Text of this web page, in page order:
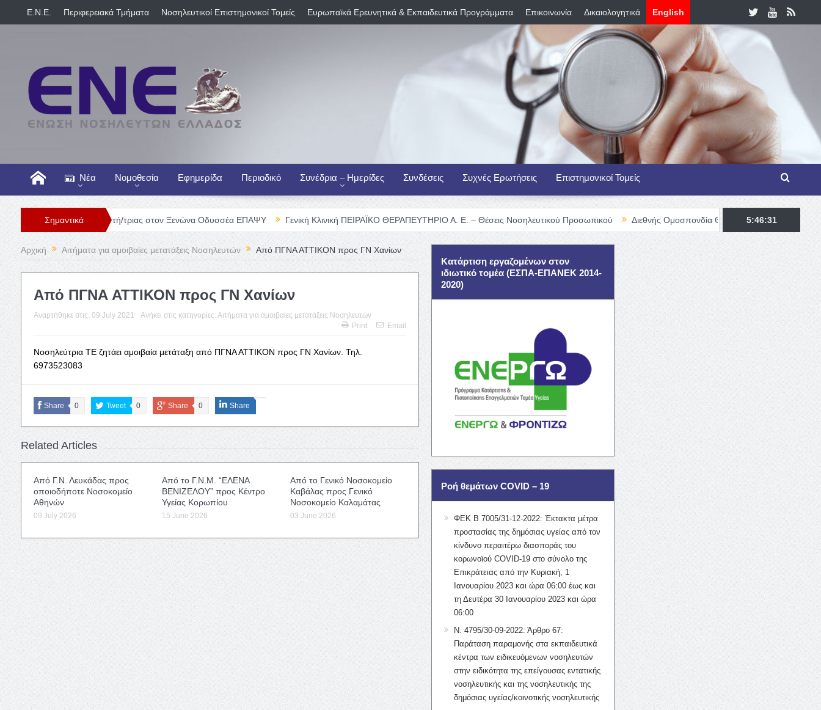
E.N.E. Περιφερειακά Τμήματα Νοσηλευτικοί Επιστημονικοί Τομείς Ευρωπαϊκά Ερευνητικά & Εκπαιδευτικά Προγράμματα Επικοινωνία Δικαιολογητικά English
Νέα Νομοθεσία Εφημερίδα Περιοδικό Συνέδρια – Ημερίδες Συνδέσεις Συχνές Ερωτήσεις Επιστημονικοί Τομείς
Σημαντικά
Θέση Νοσηλευτή/τριας στον Ξενώνα Οδυσσέα ΕΠΑΨΥ Γενική Κλινική ΠΕΙΡΑΪΚΟ ΘΕΡΑΠΕΥΤΗΡΙΟ Α. Ε. – Θέσεις Νοσηλευτικού Προσωπικού Διεθνής Ομοσπονδία Θαλασσαιμίας – TIF Fellowship
5:46:32
Αρχική Αιτήματα για αμοιβαίες μετατάξεις Νοσηλευτών Από ΠΓΝΑ ΑΤΤΙΚΟΝ προς ΓΝ Χανίων
Από ΠΓΝΑ ΑΤΤΙΚΟΝ προς ΓΝ Χανίων
Αναρτήθηκε στις: 09 July 2021 Ανήκει στις κατηγορίες: Αιτήματα για αμοιβαίες μετατάξεις Νοσηλευτών
Print
Email
Νοσηλεύτρια ΤΕ ζητάει αμοιβαία μετάταξη από ΠΓΝΑ ΑΤΤΙΚΟΝ προς ΓΝ Χανίων. Τηλ.
6973523083
Share 0 Tweet 0 Share 0 Share
Related Articles
Από Γ.Ν. Λευκάδας προς
οποιοδήποτε Νοσοκομείο
Αθηνών
09 July 2026
Από το Γ.Ν.Μ. “ΕΛΕΝΑ
ΒΕΝΙΖΕΛΟΥ” προς Κέντρο
Υγείας Κορωπίου
15 June 2026
Από το Γενικό Νοσοκομείο
Καβάλας προς Γενικό
Νοσοκομείο Καλαμάτας
03 June 2026
Κατάρτιση εργαζομένων στον
ιδιωτικό τομέα (ΕΣΠΑ-ΕΠΑΝΕΚ 2014-
2020)
Ροή θεμάτων COVID – 19
ΦΕΚ Β 7005/31-12-2022: Έκτακτα μέτρα
προστασίας της δημόσιας υγείας από τον
κίνδυνο περαιτέρω διασποράς του
κορωνοϊού COVID-19 στο σύνολο της
Επικράτειας από την Κυριακή, 1
Ιανουαρίου 2023 και ώρα 06:00 έως και
τη Δευτέρα 30 Ιανουαρίου 2023 και ώρα
06:00
Ν. 4795/30-09-2022: Άρθρο 67:
Παράταση παραμονής στα εκπαιδευτικά
κέντρα των ειδικευόμενων νοσηλευτών
στην ειδικότητα της επείγουσας εντατικής
νοσηλευτικής και της νοσηλευτικής της
δημόσιας υγείας/κοινοτικής νοσηλευτικής